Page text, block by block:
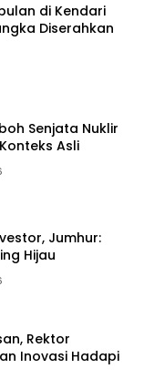
di Kendari
Diserahkan
Senjata Nuklir
Asli
Jumhur:
Hijau
Rektor
Inovasi Hadapi